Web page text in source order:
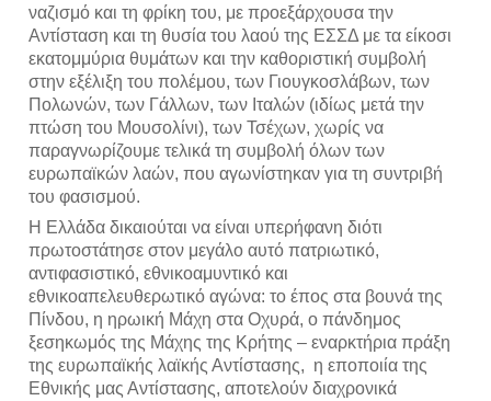
ναζισμό και τη φρίκη του, με προεξάρχουσα την
Αντίσταση και τη θυσία του λαού της ΕΣΣΔ με τα είκοσι
εκατομμύρια θυμάτων και την καθοριστική συμβολή
στην εξέλιξη του πολέμου, των Γιουγκοσλάβων, των
Πολωνών, των Γάλλων, των Ιταλών (ιδίως μετά την
πτώση του Μουσολίνι), των Τσέχων, χωρίς να
παραγνωρίζουμε τελικά τη συμβολή όλων των
ευρωπαϊκών λαών, που αγωνίστηκαν για τη συντριβή
του φασισμού.
Η Ελλάδα δικαιούται να είναι υπερήφανη διότι
πρωτοστάτησε στον μεγάλο αυτό πατριωτικό,
αντιφασιστικό, εθνικοαμυντικό και
εθνικοαπελευθερωτικό αγώνα: το έπος στα βουνά της
Πίνδου, η ηρωική Μάχη στα Οχυρά, ο πάνδημος
ξεσηκωμός της Μάχης της Κρήτης – εναρκτήρια πράξη
της ευρωπαϊκής λαϊκής Αντίστασης,  η εποποιία της
Εθνικής μας Αντίστασης, αποτελούν διαχρονικά